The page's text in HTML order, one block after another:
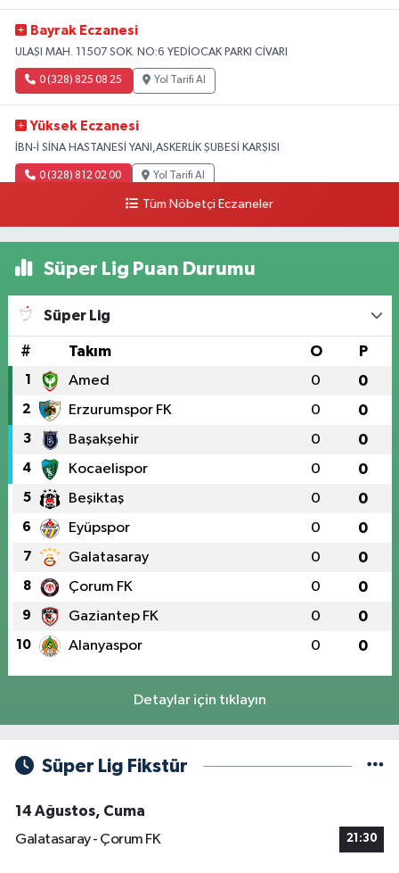
Bayrak Eczanesi
ULAŞI MAH. 11507 SOK. NO:6 YEDİOCAK PARKI CİVARI
0 (328) 825 08 25 Yol Tarifi Al
Yüksek Eczanesi
İBN-İ SİNA HASTANESİ YANI,ASKERLİK ŞUBESİ KARŞISI
0 (328) 812 02 00 Yol Tarifi Al
Tüm Nöbetçi Eczaneler
Süper Lig Puan Durumu
Süper Lig
# Takım O P
1 Amed 0 0
2 Erzurumspor FK 0 0
3 Başakşehir 0 0
4 Kocaelispor 0 0
5 Beşiktaş 0 0
6 Eyüpspor 0 0
7 Galatasaray 0 0
8 Çorum FK 0 0
9 Gaziantep FK 0 0
10 Alanyaspor 0 0
Detaylar için tıklayın
Süper Lig Fikstür
14 Ağustos, Cuma
Galatasaray - Çorum FK
21:30